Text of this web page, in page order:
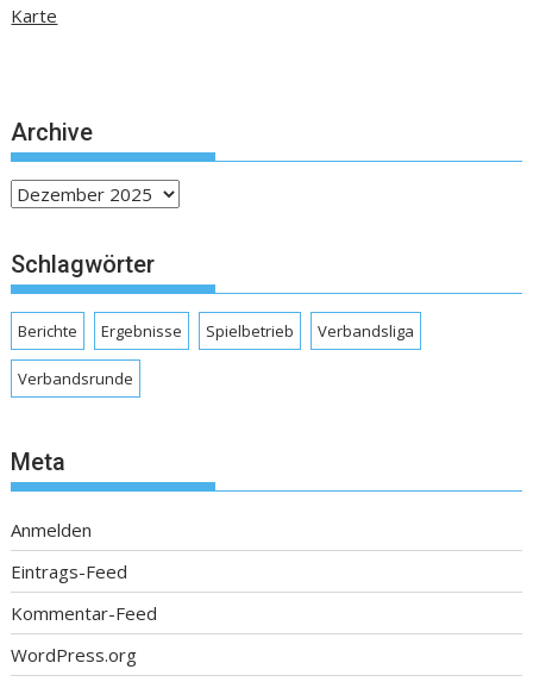
Karte
Archive
Archive
Schlagwörter
Berichte Ergebnisse Spielbetrieb Verbandsliga
Verbandsrunde
Meta
Anmelden
Eintrags-Feed
Kommentar-Feed
WordPress.org